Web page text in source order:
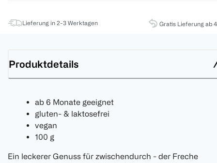
Lieferung in 2-3 Werktagen Gratis Lieferung ab
Produktdetails
ab 6 Monate geeignet
gluten- & laktosefrei
vegan
100 g
Ein leckerer Genuss für zwischendurch - der Freche